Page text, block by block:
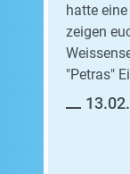
hatte
zeigen
"Petras"